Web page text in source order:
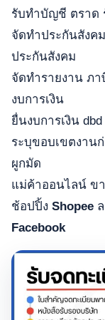
รับทำบัญชี ตราด
จัดทำประกันสังค
ประกันสังคม
จัดทำรายงาน ภ
งบการเงิน
ยื่นงบการเงิน
ระบุขอบเขตงาน
ผูกมัด
แม่ค้าออนไลน์ ข
ช้อปปิ้ง Shopee
Facebook